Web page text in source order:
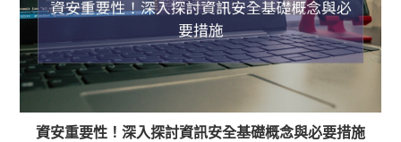
資安重要性！深入探討資訊安全基礎概念與必要措施